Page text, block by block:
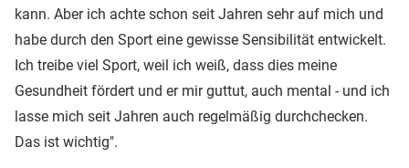
kann. Aber ich achte schon seit Jahren sehr auf mich und
habe durch den Sport eine gewisse Sensibilität entwickelt.
Ich treibe viel Sport, weil ich weiß, dass dies meine
Gesundheit fördert und er mir guttut, auch mental - und ich
lasse mich seit Jahren auch regelmäßig durchchecken.
Das ist wichtig".